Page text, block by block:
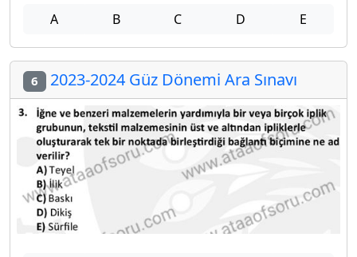
A B C D E
6 2023-2024 Güz Dönemi Ara Sınavı